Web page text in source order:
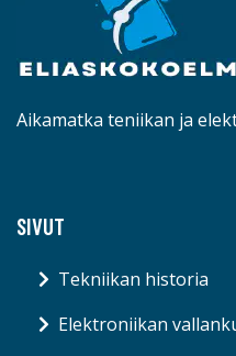
Aikamatka teniikan ja
SIVUT
Tekniikan historia
Elektroniikan